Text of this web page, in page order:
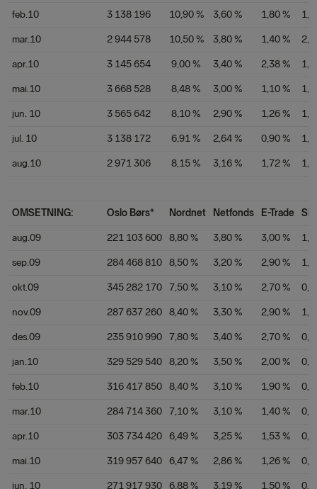
feb.10 3 138 196 10,90 % 3,60 % 1,80 %
mar.10 2 944 578 10,50 % 3,80 % 1,40 %
apr.10 3 145 654 9,00 % 3,40 % 2,38 %
mai.10 3 668 528 8,48 % 3,00 % 1,10 %
jun. 10 3 565 642 8,10 % 2,90 % 1,26 %
jul. 10 3 138 172 6,91 % 2,64 % 0,90 %
aug.10 2 971 306 8,15 % 3,16 % 1,72 %
OMSETNING: Oslo Børs* Nordnet Netfonds E-Trade
aug.09 221 103 600 8,80 % 3,80 % 3,00 %
sep.09 284 468 810 8,50 % 3,20 % 2,90 %
okt.09 345 282 170 7,50 % 3,10 % 2,70 %
nov.09 287 637 260 8,40 % 3,30 % 2,90 %
des.09 235 910 990 7,80 % 3,40 % 2,70 %
jan.10 329 529 540 8,20 % 3,50 % 2,00 %
feb.10 316 417 850 8,40 % 3,10 % 1,90 %
mar.10 284 714 360 7,10 % 3,10 % 1,40 %
apr.10 303 734 420 6,49 % 3,25 % 1,53 %
mai.10 319 957 640 6,47 % 2,86 % 1,26 %
jun. 10 271 917 930 6,88 % 3,19 % 1,50 %